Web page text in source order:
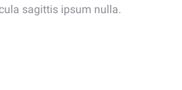
sagittis ipsum nulla.